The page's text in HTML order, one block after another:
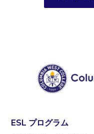
ESL プログラム